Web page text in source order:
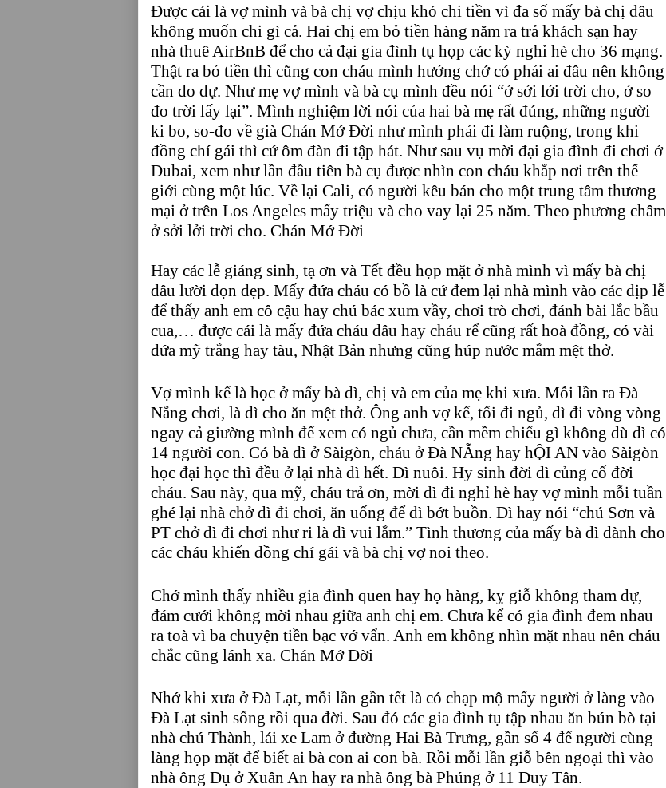
Được cái là vợ mình và bà chị vợ chịu khó chi tiền vì đa số mấy bà chị dâu
không muốn chi gì cả. Hai chị em bỏ tiền hàng năm ra trả khách sạn hay
nhà thuê AirBnB để cho cả đại gia đình tụ họp các kỳ nghỉ hè cho 36 mạng.
Thật ra bỏ tiền thì cũng con cháu mình hưởng chớ có phải ai đâu nên không
cần do dự. Như mẹ vợ mình và bà cụ mình đều nói “ở sởi lởi trời cho, ở so
đo trời lấy lại”. Mình nghiệm lời nói của hai bà mẹ rất đúng, những người
ki bo, so-đo về già Chán Mớ Đời như mình phải đi làm ruộng, trong khi
đồng chí gái thì cứ ôm đàn đi tập hát. Như sau vụ mời đại gia đình đi chơi ở
Dubai, xem như lần đầu tiên bà cụ được nhìn con cháu khắp nơi trên thế
giới cùng một lúc. Về lại Cali, có người kêu bán cho một trung tâm thương
mại ở trên Los Angeles mấy triệu và cho vay lại 25 năm. Theo phương châm
ở sởi lởi trời cho. Chán Mớ Đời
Hay các lễ giáng sinh, tạ ơn và Tết đều họp mặt ở nhà mình vì mấy bà chị
dâu lười dọn dẹp. Mấy đứa cháu có bồ là cứ đem lại nhà mình vào các dịp lễ
để thấy anh em cô cậu hay chú bác xum vầy, chơi trò chơi, đánh bài lắc bầu
cua,… được cái là mấy đứa cháu dâu hay cháu rể cũng rất hoà đồng, có vài
đứa mỹ trắng hay tàu, Nhật Bản nhưng cũng húp nước mắm mệt thở.
Vợ mình kể là học ở mấy bà dì, chị và em của mẹ khi xưa. Mỗi lần ra Đà
Nẵng chơi, là dì cho ăn mệt thở. Ông anh vợ kể, tối đi ngủ, dì đi vòng vòng
ngay cả giường mình để xem có ngủ chưa, cần mềm chiếu gì không dù dì có
14 người con. Có bà dì ở Sàigòn, cháu ở Đà NẴng hay hỘI AN vào Sàigòn
học đại học thì đều ở lại nhà dì hết. Dì nuôi. Hy sinh đời dì củng cố đời
cháu. Sau này, qua mỹ, cháu trả ơn, mời dì đi nghỉ hè hay vợ mình mỗi tuần
ghé lại nhà chở dì đi chơi, ăn uống để dì bớt buồn. Dì hay nói “chú Sơn và
PT chở dì đi chơi như ri là dì vui lắm.” Tình thương của mấy bà dì dành cho
các cháu khiến đồng chí gái và bà chị vợ noi theo.
Chớ mình thấy nhiều gia đình quen hay họ hàng, kỵ giỗ không tham dự,
đám cưới không mời nhau giữa anh chị em. Chưa kể có gia đình đem nhau
ra toà vì ba chuyện tiền bạc vớ vẩn. Anh em không nhìn mặt nhau nên cháu
chắc cũng lánh xa. Chán Mớ Đời
Nhớ khi xưa ở Đà Lạt, mỗi lần gần tết là có chạp mộ mấy người ở làng vào
Đà Lạt sinh sống rồi qua đời. Sau đó các gia đình tụ tập nhau ăn bún bò tại
nhà chú Thành, lái xe Lam ở đường Hai Bà Trưng, gần số 4 để người cùng
làng họp mặt để biết ai bà con ai con bà. Rồi mỗi lần giỗ bên ngoại thì vào
nhà ông Dụ ở Xuân An hay ra nhà ông bà Phúng ở 11 Duy Tân.